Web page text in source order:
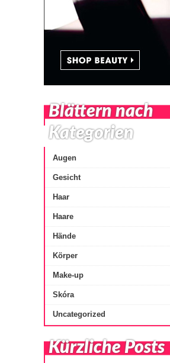
Blättern nach
Kategorien
Augen
Gesicht
Haar
Haare
Hände
Körper
Make-up
Skóra
Uncategorized
Kürzliche Posts